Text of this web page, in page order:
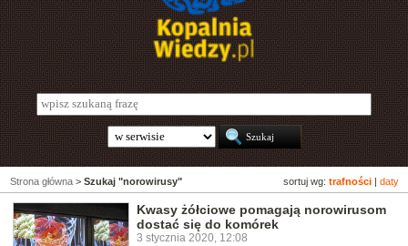
sortuj wg: trafności daty
Strona główna > Szukaj "norowirusy"
Kwasy żółciowe pomagają norowirusom
dostać się do komórek
3 stycznia 2020, 12:08